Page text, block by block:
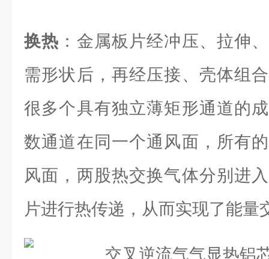
换热 ：金属板片经冲压、拉伸
需形状后，再经压接、壳体组
很多个具有独立薄矩形通道的
数通道在同一个通风面，所有
风面，两股热交换气体分别进
片进行热传递，从而实现了能量